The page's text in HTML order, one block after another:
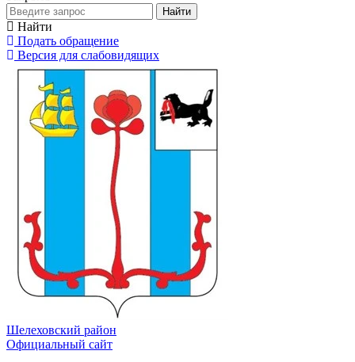
Найти
Найти
Подать обращение
Версия для слабовидящих
Шелеховский район
Официальный сайт